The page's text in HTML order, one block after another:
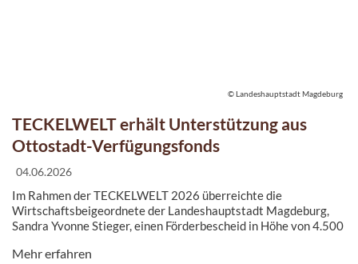
TECKELWELT erhält Unterstützung aus
Ottostadt-Verfügungsfonds
04.06.2026
Im Rahmen der TECKELWELT 2026 überreichte die
Wirtschaftsbeigeordnete der Landeshauptstadt Magdeburg,
Sandra Yvonne Stieger, einen Förderbescheid in Höhe von 4.500
der Vermarktung und Öffentlichkeitsarbeit der Veranstaltung,
Mehr erfahren
© Landeshauptstadt Magdeburg